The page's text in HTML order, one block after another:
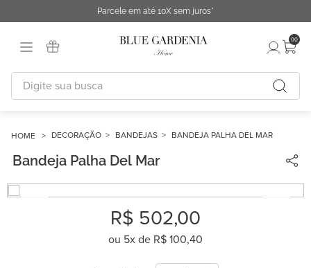
Parcele em até 10X sem juros*
00
Digite sua busca
DECORAÇÃO BANDEJAS BANDEJA PALHA DEL MAR
Bandeja Palha Del Mar
R$ 502,00
ou 5x de R$ 100,40
1º
fronha
2
3º
cobertor
º